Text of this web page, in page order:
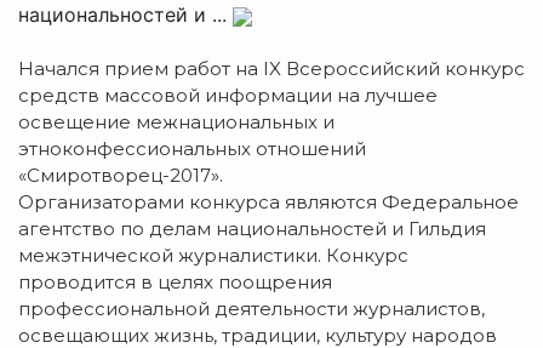
национальностей и ...
Начался прием работ на IX Всероссийский конкурс
средств массовой информации на лучшее
освещение межнациональных и
этноконфессиональных отношений
«Смиротворец-2017».
Организаторами конкурса являются Федеральное
агентство по делам национальностей и Гильдия
межэтнической журналистики. Конкурс
проводится в целях поощрения
профессиональной деятельности журналистов,
освещающих жизнь, традиции, культуру народов